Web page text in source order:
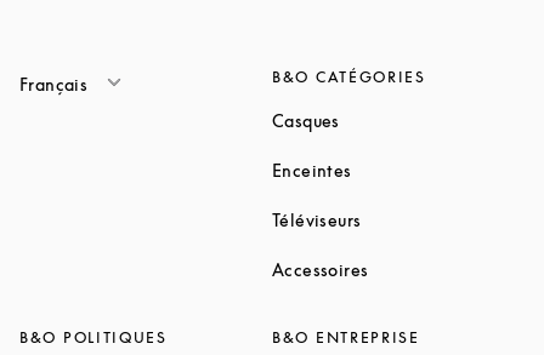
Français B&O CATÉGORIES
Casques
Enceintes
Téléviseurs
Accessoires
B&O POLITIQUES B&O ENTREPRISE